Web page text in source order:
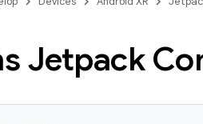
Jetpack